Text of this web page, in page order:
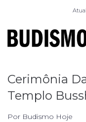
Cerimônia
Templo
Por Budismo Hoje